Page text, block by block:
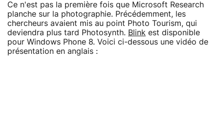
Ce n'est pas la première fois que Microsoft Research
planche sur la photographie. Précédemment, les
chercheurs avaient mis au point Photo Tourism, qui
deviendra plus tard Photosynth. Blink est disponible
pour Windows Phone 8. Voici ci-dessous une vidéo de
présentation en anglais :